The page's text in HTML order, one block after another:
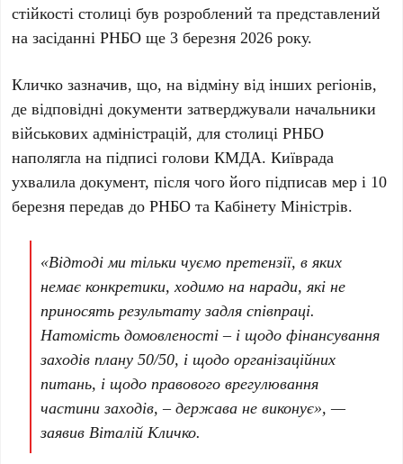
стійкості столиці був розроблений та представлений
на засіданні РНБО ще3 березня 2026 року.
Кличко зазначив, що, на відміну від інших регіонів,
де відповідні документи затверджували начальники
військових адміністрацій, для столиці РНБО
наполягла на підписі голови КМДА. Київрада
ухвалила документ, після чого його підписав мер і 10
березня передав до РНБО та Кабінету Міністрів.
«Відтоді ми тільки чуємо претензії, в яких
немає конкретики, ходимо на наради, які не
приносять результату задля співпраці.
Натомість домовленості – і щодо фінансування
заходів плану 50/50, і щодо організаційних
питань, і щодо правового врегулювання
частини заходів, – держава не виконує», —
заявивВіталій Кличко.